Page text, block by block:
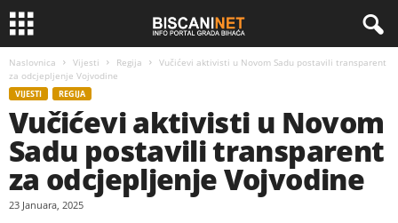
Naslovnica Vijesti Regija
Vučićevi aktivisti u Novom Sadu postavili transparent
za odcjepljenje Vojvodine
VIJESTI REGIJA
Vučićevi aktivisti u Novom
Sadu postavili transparent
za odcjepljenje Vojvodine
23 Januara, 2025